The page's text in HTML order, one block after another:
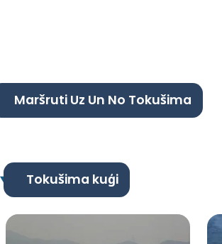
Maršruti Uz Un No Tokušima
Tokušima kuģi